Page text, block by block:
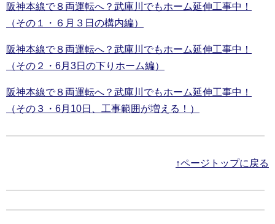
阪神本線で８両運転へ？武庫川でもホーム延伸工事中！
（その１・６月３日の構内編）
阪神本線で８両運転へ？武庫川でもホーム延伸工事中！
（その２・6月3日の下りホーム編）
阪神本線で８両運転へ？武庫川でもホーム延伸工事中！
（その３・6月10日、工事範囲が増える！）
↑ページトップに戻る